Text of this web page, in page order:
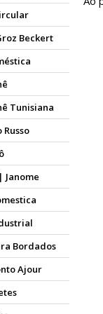
Beckert
Tunisiana
Janome
Bordados
Ajour